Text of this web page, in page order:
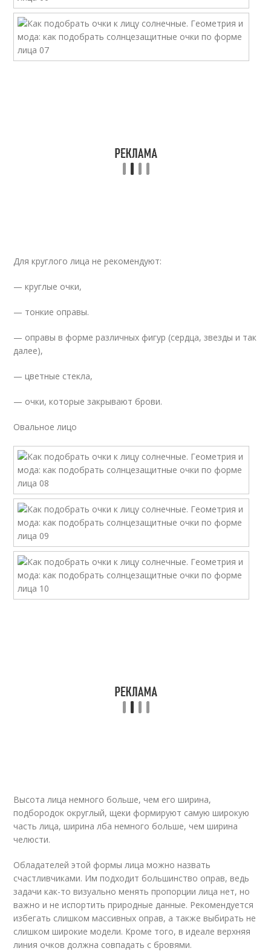
Для круглого лица не рекомендуют:
— круглые очки,
— тонкие оправы.
— оправы в форме различных фигур (сердца, звезды и так
далее),
— цветные стекла,
— очки, которые закрывают брови.
Овальное лицо
Высота лица немного больше, чем его ширина,
подбородок округлый, щеки формируют самую широкую
часть лица, ширина лба немного больше, чем ширина
челюсти.
Обладателей этой формы лица можно назвать
счастливчиками. Им подходит большинство оправ, ведь
задачи как-то визуально менять пропорции лица нет, но
важно и не испортить природные данные. Рекомендуется
избегать слишком массивных оправ, а также выбирать не
слишком широкие модели. Кроме того, в идеале верхняя
линия очков должна совпадать с бровями.